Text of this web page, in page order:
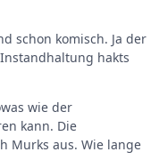
schon komisch. Ja der
hakts
wie der
kann. Die
Murks aus. Wie lange